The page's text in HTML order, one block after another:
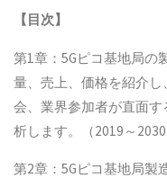
【 目次】
第1章：5Gピコ基地局の
量、売上、価格を紹介
会、業界参加者が直面
析します。（2019～2030
第2章：5Gピコ基地局製